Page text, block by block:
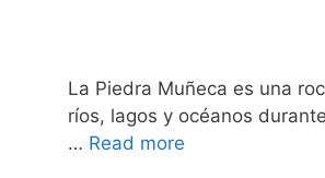
La Piedra Muñeca es una
ríos, lagos y océanos
… Read more